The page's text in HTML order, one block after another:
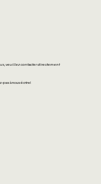
veuillez contacter directement
pas à nous écrire!